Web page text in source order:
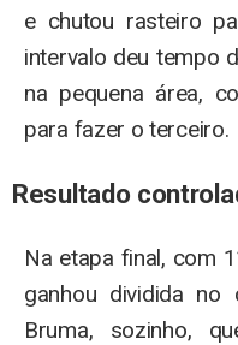
e chutou rasteiro
intervalo deu tempo
na pequena área,
para fazer o terceiro.
Resultado
Na etapa final, com
ganhou dividida no
Bruma, sozinho,